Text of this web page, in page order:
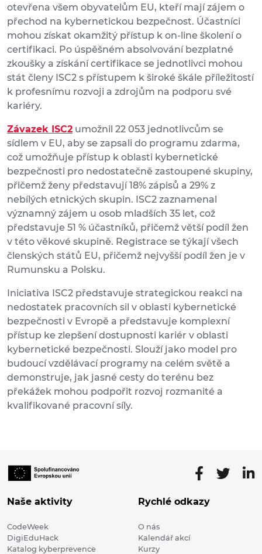
otevřena všem obyvatelům EU, kteří mají zájem o
přechod na kybernetickou bezpečnost. Účastníci
mohou získat okamžitý přístup k on-line školení o
certifikaci. Po úspěšném absolvování bezplatné
zkoušky a získání certifikace se jednotlivci mohou
stát členy ISC2 s přístupem k široké škále příležitostí
k profesnímu rozvoji a zdrojům na podporu své
kariéry.
Závazek ISC2 umožnil 22 053 jednotlivcům se
sídlem v EU, aby se zapsali do programu zdarma,
což umožňuje přístup k oblasti kybernetické
bezpečnosti pro nedostatečně zastoupené skupiny,
přičemž ženy představují 18% zápisů a 29% z
nebílých etnických skupin. ISC2 zaznamenal
významný zájem u osob mladších 35 let, což
představuje 51 % účastníků, přičemž větší podíl žen
v této věkové skupině. Registrace se týkají všech
členských států EU, přičemž nejvyšší podíl žen je v
Rumunsku a Polsku.
Iniciativa ISC2 představuje strategickou reakci na
nedostatek pracovních sil v oblasti kybernetické
bezpečnosti v Evropě a představuje komplexní
přístup ke zlepšení dostupnosti kariér v oblasti
kybernetické bezpečnosti. Slouží jako model pro
budoucí vzdělávací programy na celém světě a
demonstruje, jak jasné cesty do terénu bez
překážek mohou podpořit rozvoj rozmanité a
kvalifikované pracovní síly.
Naše aktivity
CodeWeek
DigiEduHack
Katalog kyberprevence
Rychlé odkazy
O nás
Kalendář akcí
Kurzy